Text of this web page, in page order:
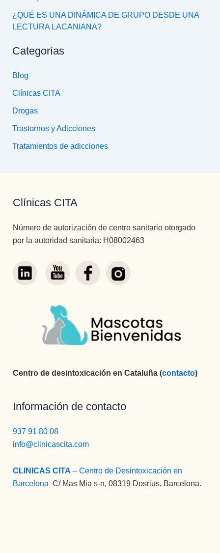
¿QUÉ ES UNA DINÁMICA DE GRUPO DESDE UNA
LECTURA LACANIANA?
Categorías
Blog
Clínicas CITA
Drogas
Trastornos y Adicciones
Tratamientos de adicciones
Clínicas CITA
Número de autorización de centro sanitario otorgado
por la autoridad sanitaria: H08002463
Centro de desintoxicación en Cataluña (contacto)
Información de contacto
937 91 80 08
info@clinicascita.com
CLINICAS CITA – Centro de Desintoxicación en
Barcelona :C/ Mas Mia s-n, 08319 Dosrius, Barcelona.